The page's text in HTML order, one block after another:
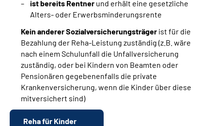
ist bereits Rentner und erhält eine gesetzliche
Alters- oder Erwerbsminderungsrente
Kein anderer Sozialversicherungsträger ist für die
Bezahlung der Reha-Leistung zuständig (z.B. wäre
nach einem Schulunfall die Unfallversicherung
zuständig, oder bei Kindern von Beamten oder
Pensionären gegebenenfalls die private
Krankenversicherung, wenn die Kinder über diese
mitversichert sind)
Reha für Kinder